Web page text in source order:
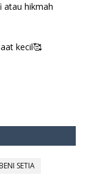
atau hikmah
kecil🥰
BENI SETIA